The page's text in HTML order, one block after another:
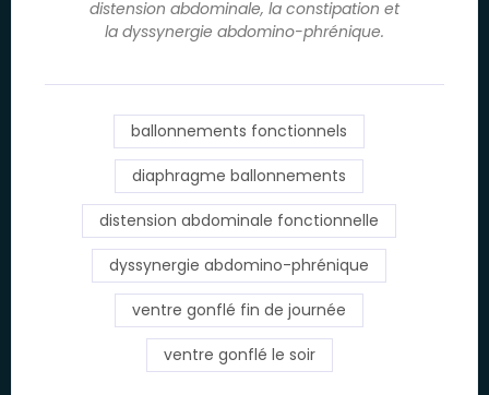
distension abdominale, la constipation et
la dyssynergie abdomino-phrénique.
ballonnements fonctionnels
diaphragme ballonnements
distension abdominale fonctionnelle
dyssynergie abdomino-phrénique
ventre gonflé fin de journée
ventre gonflé le soir